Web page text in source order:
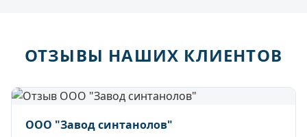
ОТЗЫВЫ НАШИХ КЛИЕНТОВ
ООО "Завод синтанолов"